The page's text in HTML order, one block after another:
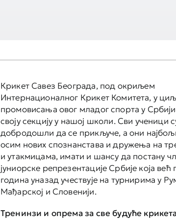
Крикет Савез Београда, под окриљем
Интернационалног Крикет Комитета, у
промовисања овог младог спорта у
своју секцију у нашој школи. Сви ученици
добродошли да се прикључе, а они
осим нових спознанстава и дружења на
и утакмицама, имати и шансу да постану
јуниорске репрезентације Србије која већ
година уназад учествује на турнирима у
Мађарској и Словенији.
Тренинзи и опрема за све будуће